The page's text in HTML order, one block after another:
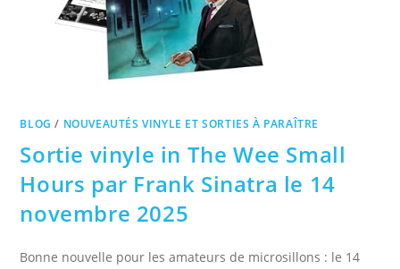
BLOG / NOUVEAUTÉS VINYLE ET SORTIES À PARAÎTRE
Sortie vinyle in The Wee Small
Hours par Frank Sinatra le 14
novembre 2025
Bonne nouvelle pour les amateurs de microsillons : le 14